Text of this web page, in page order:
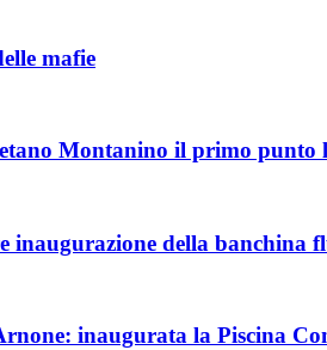
mafie
Montanino il primo
inaugurazione della banchina
inaugurata la Piscina